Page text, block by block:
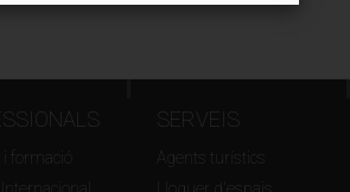
formació
SERVEIS
Agents turístics